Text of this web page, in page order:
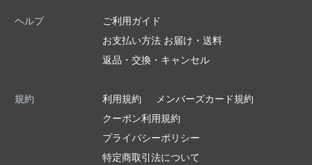
ヘルプ
ご利用ガイド
お支払い方法 お届け・送料
返品・交換・キャンセル
規約 利用規約
メンバーズカード規約
クーポン利用規約
プライバシーポリシー
特定商取引法について